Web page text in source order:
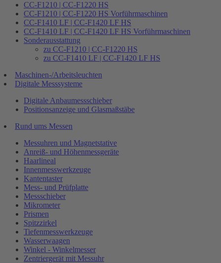
CC-F1210 | CC-F1220 HS
CC-F1210 | CC-F1220 HS Vorführmaschinen
CC-F1410 LF | CC-F1420 LF HS
CC-F1410 LF | CC-F1420 LF HS Vorführmaschinen
Sonderausstattung
zu CC-F1210 | CC-F1220 HS
zu CC-F1410 LF | CC-F1420 LF HS
Maschinen-/Arbeitsleuchten
Digitale Messsysteme
Digitale Anbaumessschieber
Positionsanzeige und Glasmaßstäbe
Rund ums Messen
Messuhren und Magnetstative
Anreiß- und Höhenmessgeräte
Haarlineal
Innenmesswerkzeuge
Kantentaster
Mess- und Prüfplatte
Messschieber
Mikrometer
Prismen
Spitzzirkel
Tiefenmesswerkzeuge
Wasserwaagen
Winkel - Winkelmesser
Zentriergerät mit Messuhr